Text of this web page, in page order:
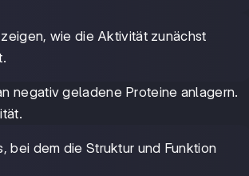
wie die Aktivität zunächst
negativ geladene Proteine anlagern.
bei dem die Struktur und Funktion